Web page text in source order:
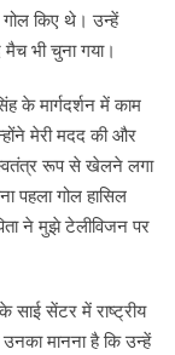
गोल किए थे। उन्हें
भी चुना गया।
के मार्गदर्शन में काम
मेरी मदद की और
रूप से खेलने लगा
पहला गोल हासिल
ने मुझे टेलीविजन पर
सेंटर में राष्ट्रीय
उनका मानना है कि उन्हें